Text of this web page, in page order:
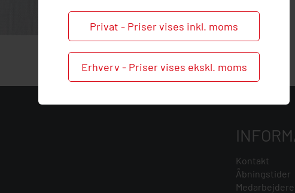
Privat - Priser vises inkl. moms
Erhverv - Priser vises ekskl. moms
Kontakt
Åbningstider
Medarbejdere